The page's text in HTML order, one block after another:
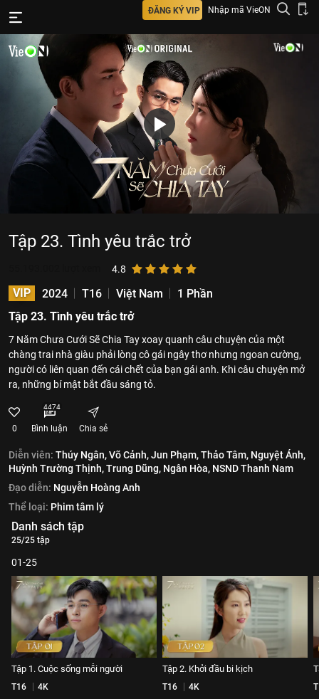
ĐĂNG KÝ VIP Nhập mã VieON
Tập 23. Tình yêu trắc trở
4.8
VIP 2024 T16 Việt Nam
1 Phần
Tập 23. Tình yêu trắc trở
7 Năm Chưa Cưới Sẽ Chia Tay xoay quanh câu chuyện của một
chàng trai nhà giàu phải lòng cô gái ngây thơ nhưng ngoan cường,
người có liên quan đến cái chết của bạn gái anh. Khi câu chuyện mở
ra, những bí mật bắt đầu sáng tỏ.
0
4474
Bình luận Chia sẻ
Diễn viên: Thúy Ngân,Võ Cảnh,Jun Phạm,Thảo Tâm, Nguyệt Ánh,
Huỳnh Trường Thịnh,Trung Dũng, Ngân Hòa, NSND Thanh Nam
Đạo diễn: Nguyễn Hoàng Anh
Thể loại: Phim tâm lý
Danh sách tập
25/25 tập
01-25
Tập 1. Cuộc sống mỗi người
T16 4K
Tập 2. Khởi đầu bi kịch
T16 4K